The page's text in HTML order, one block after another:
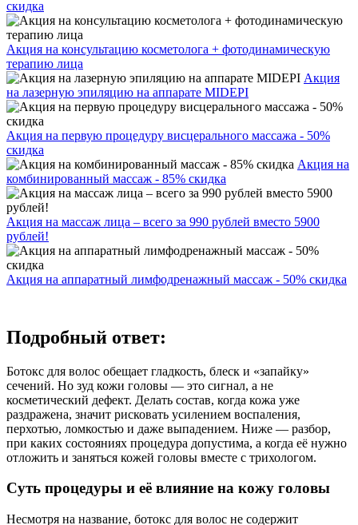
скидка
Акция на консультацию косметолога + фотодинамическую
терапию лица
Акция
на лазерную эпиляцию на аппарате MIDEPI
Акция на первую процедуру висцерального массажа - 50%
скидка
Акция на
комбинированный массаж - 85% скидка
Акция на массаж лица – всего за 990 рублей вместо 5900
рублей!
Акция на аппаратный лимфодренажный массаж - 50% скидка
Подробный ответ:
Ботокс для волос обещает гладкость, блеск и «запайку»
сечений. Но зуд кожи головы — это сигнал, а не
косметический дефект. Делать состав, когда кожа уже
раздражена, значит рисковать усилением воспаления,
перхотью, ломкостью и даже выпадением. Ниже — разбор,
при каких состояниях процедура допустима, а когда её нужно
отложить и заняться кожей головы вместе с трихологом.
Суть процедуры и её влияние на кожу головы
Несмотря на название, ботокс для волос не содержит